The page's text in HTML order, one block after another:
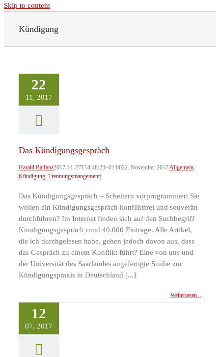
Skip to content
Kündigung
22
11, 2017
Das Kündigungsgespräch
Harald Balfanz2017-11-27T14:48:23+01:0022. November 2017Allgemein,
Kündigung, Trennungsmangement|
Das Kündigungsgespräch – Scheitern vorprogrammiert Sie
wollen ein Kündigungsgespräch konfliktfrei und souverän
durchführen? Im Internet finden sich auf den Suchbegriff
Kündigungsgespräch rund 40.000 Einträge. Alle Artikel,
die ich durchgelesen habe, gehen jedoch davon aus, dass
das Gespräch zu einem Konflikt führt? Eine von uns und
der Universität des Saarlandes angefertigte Studie zur
Kündigungspraxis in Deutschland [...]
Weiterlesen...
12
07, 2017